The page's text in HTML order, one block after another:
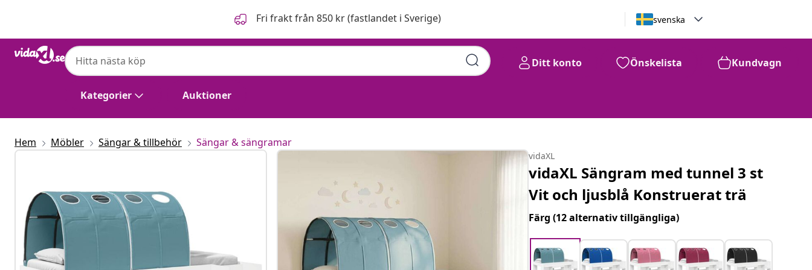
Fri frakt från 850 kr (fastlandet i Sverige) svenska
Kategorier Auktioner
Ditt konto Önskelista Kundvagn
Hem Möbler Sängar & tillbehör Sängar & sängramar
vidaXL
vidaXL Sängram med tunnel 3 st
Vit och ljusblå Konstruerat trä
Färg(12 alternativ tillgängliga)